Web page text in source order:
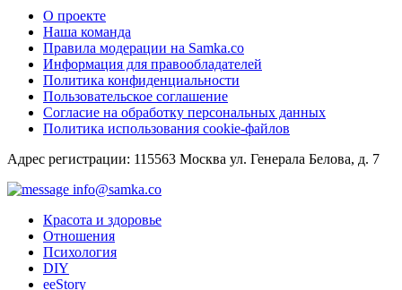
О проекте
Наша команда
Правила модерации на Samka.co
Информация для правообладателей
Политика конфиденциальности
Пользовательское соглашение
Согласие на обработку персональных данных
Политика использования cookie-файлов
Адрес регистрации: 115563 Москва ул. Генерала Белова, д. 7
info@samka.co
Красота и здоровье
Отношения
Психология
DIY
ееStory